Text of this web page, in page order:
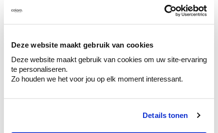
Deze website maakt gebruik van cookies
Deze website maakt gebruik van cookies om uw site-ervaring
te personaliseren.
Zo houden we het voor jou op elk moment interessant.
Details tonen
Voyez votre couleur en magasin
Découvrez des échantillons de votre
Voyez les nuances assorties pour affiner
Obtenez des conseils personnalisés sur la
combinaison de couleurs.